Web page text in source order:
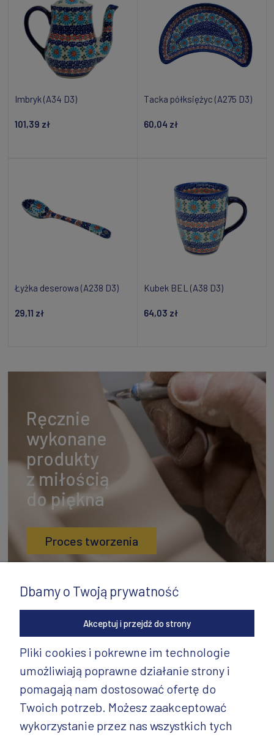
Imbryk (A34 D3)
101,39 zł
Tacka półksiężyc (A275 D3)
60,04 zł
Łyżka deserowa (A238 D3)
29,11 zł
Kubek BEL (A38 D3)
64,03 zł
Ręcznie
wykonane
produkty
z miłością
do piękna
Proces tworzenia
INFORMACJE
PRODUKTY CD.
Dbamy o Twoją prywatność
Akceptuj i przejdź do strony
Pliki cookies i pokrewne im technologie
umożliwiają poprawne działanie strony i
pomagają nam dostosować ofertę do
Twoich potrzeb. Możesz zaakceptować
wykorzystanie przez nas wszystkich tych